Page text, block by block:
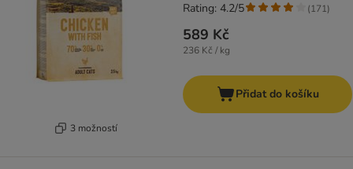
3 možností
589 Kč
236 Kč / kg
Rating: 4.2/5 (171)
Přidat do košíku